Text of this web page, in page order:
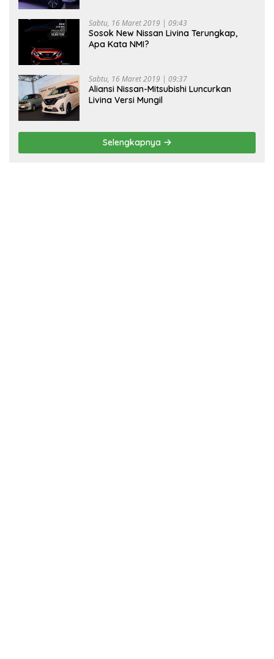
Sabtu, 16 Maret 2019 | 09:43
Sosok New Nissan Livina Terungkap,
Apa Kata NMI?
Sabtu, 16 Maret 2019 | 09:37
Aliansi Nissan-Mitsubishi Luncurkan
Livina Versi Mungil
Selengkapnya